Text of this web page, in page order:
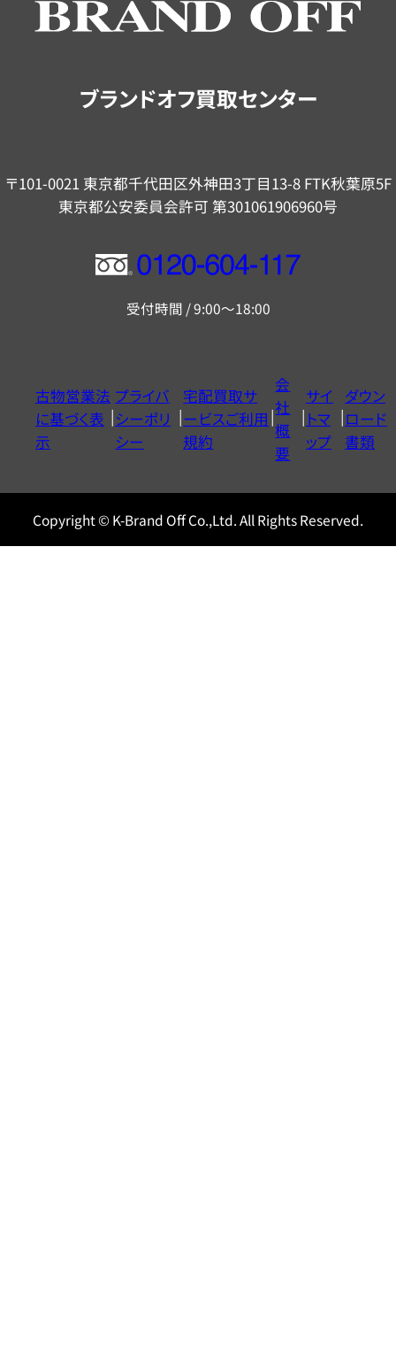
ブランドオフ買取センター
〒101-0021 東京都千代田区外神田3丁目13-8 FTK秋葉原5F
東京都公安委員会許可 第301061906960号
フ
ー
ヤ
ル
0120604117
受付時間 / 9:00～18:00
古物営業法
に基づく表
示
プライバ
シーポリ
シー
宅配買取サ
ービスご利用
規約
会
社
概
要
サイ
トマ
ップ
ダウン
ロード
書類
Copyright © K-Brand Off Co.,Ltd. All Rights Reserved.